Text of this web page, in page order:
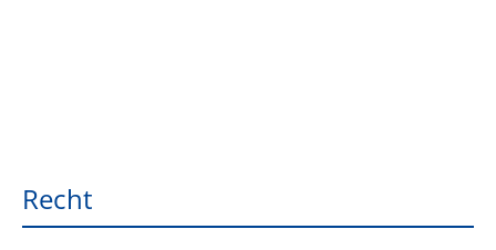
Recht